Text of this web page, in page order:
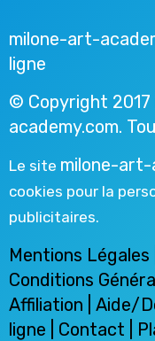
milone-art-
ligne
© Copyright
academy.com.
Le site milone-art-
cookies pour la
publicitaires.
Mentions Légales
Conditions
Affiliation
Aide/
ligne
Contact |